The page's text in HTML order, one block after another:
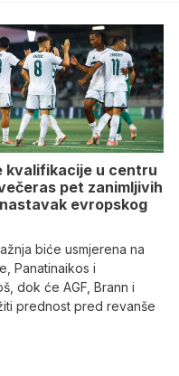
kvalifikacije u centru
pet zanimljivih
evropskog
biće usmjerena na
Panatinaikos i
dok će AGF, Brann i
prednost pred revanše